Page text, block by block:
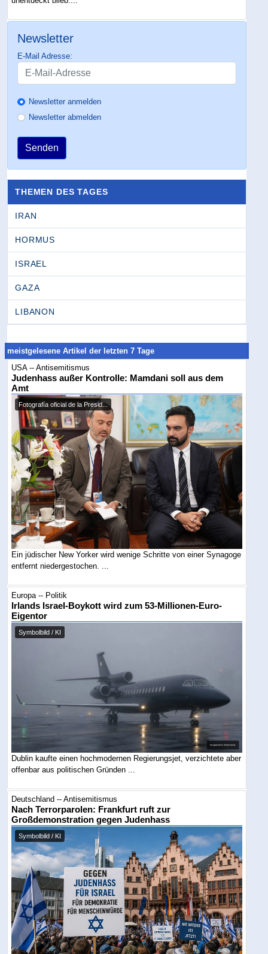
Newsletter
E-Mail Adresse:
Newsletter anmelden
Newsletter abmelden
Senden
THEMEN DES TAGES
IRAN
HORMUS
ISRAEL
GAZA
LIBANON
meistgelesene Artikel der letzten 7 Tage
USA -- Antisemitismus
Judenhass außer Kontrolle: Mamdani soll aus dem
Amt
Fotografía oficial de la Presid...
Ein jüdischer New Yorker wird wenige Schritte von einer Synagoge
entfernt niedergestochen. ...
Europa -- Politik
Irlands Israel-Boykott wird zum 53-Millionen-Euro-
Eigentor
Symbolbild / KI
Dublin kaufte einen hochmodernen Regierungsjet, verzichtete aber
offenbar aus politischen Gründen ...
Deutschland -- Antisemitismus
Nach Terrorparolen: Frankfurt ruft zur
Großdemonstration gegen Judenhass
Symbolbild / KI